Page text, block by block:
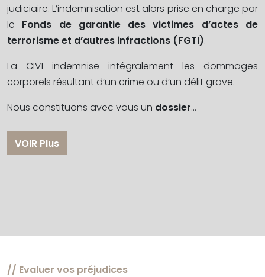
judiciaire. L’indemnisation est alors prise en charge par
le Fonds de garantie des victimes d’actes de
terrorisme et d’autres infractions (FGTI).
La CIVI indemnise intégralement les dommages
corporels résultant d’un crime ou d’un délit grave.
Nous constituons avec vous un dossier…
VOIR Plus
// Evaluer vos préjudices